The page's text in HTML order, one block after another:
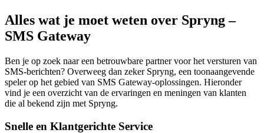
Alles wat je moet weten over Spryng –
SMS Gateway
Ben je op zoek naar een betrouwbare partner voor het versturen van
SMS-berichten? Overweeg dan zeker Spryng, een toonaangevende
speler op het gebied van SMS Gateway-oplossingen. Hieronder
vind je een overzicht van de ervaringen en meningen van klanten
die al bekend zijn met Spryng.
Snelle en Klantgerichte Service